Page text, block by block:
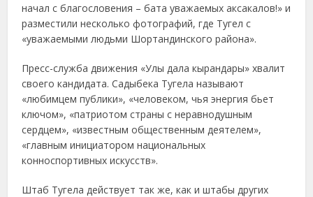
начал с благословения – бата уважаемых аксакалов!» и
разместили несколько фотографий, где Тугел с
«уважаемыми людьми Шортандинского района».
Пресс-служба движения «Улы дала кырандары» хвалит
своего кандидата. Садыбека Тугела называют
«любимцем публики», «человеком, чья энергия бьет
ключом», «патриотом страны с неравнодушным
сердцем», «известным общественным деятелем»,
«главным инициатором национальных
конноспортивных искусств».
Штаб Тугела действует так же, как и штабы других